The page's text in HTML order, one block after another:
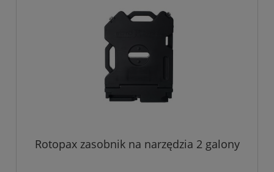
Rotopax zasobnik na narzędzia 2 galony